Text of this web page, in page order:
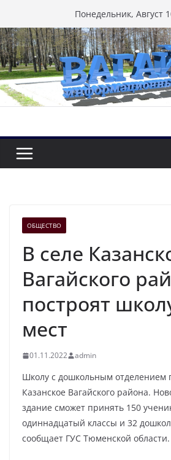
к
содержимому
Понедельник, Август
ОБЩЕСТВО
В селе
Вагайского
построят
мест
01.11.2022 admin
Школу с дошкольным отделением
Казанское Вагайского района.
здание сможет принять 150
одиннадцатый классы и 32
сообщает ГУС Тюменской области.